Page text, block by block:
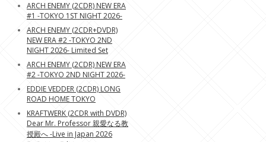
ARCH ENEMY (2CDR) NEW ERA
#1 -TOKYO 1ST NIGHT 2026-
ARCH ENEMY (2CDR+DVDR)
NEW ERA #2 -TOKYO 2ND
NIGHT 2026- Limited Set
ARCH ENEMY (2CDR) NEW ERA
#2 -TOKYO 2ND NIGHT 2026-
EDDIE VEDDER (2CDR) LONG
ROAD HOME TOKYO
KRAFTWERK (2CDR with DVDR)
Dear Mr. Professor 親愛なる教
授殿へ -Live in Japan 2026